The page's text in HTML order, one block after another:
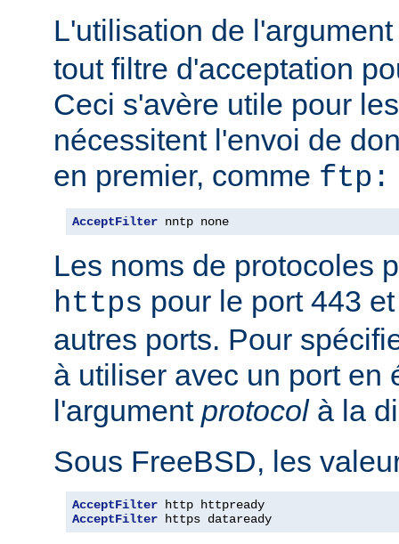
L'utilisation de
tout filtre d'acceptation
Ceci s'avère utile pour
nécessitent l'envoi de
en premier, comme ftp:
AcceptFilter nntp none
Les noms de protocoles
https pour le port 443
autres ports. Pour
à utiliser avec un port en
l'argument protocolà la
Sous FreeBSD, les
AcceptFilter
AcceptFilter https dataready